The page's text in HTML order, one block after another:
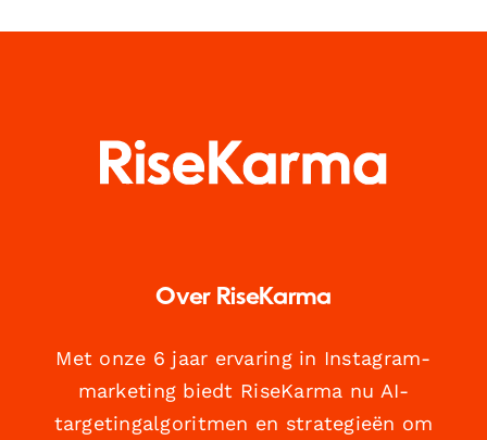
Over RiseKarma
Met onze 6 jaar ervaring in Instagram-
marketing biedt RiseKarma nu AI-
targetingalgoritmen en strategieën om